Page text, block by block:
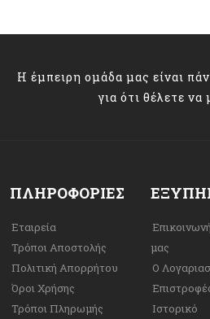
Η έμπειρη ομάδα μας είναι
για ότι θέλετε να
ΠΛΗΡΟΦΟΡΊΕΣ
Εταιρεία
Τρόποι Αποστολής
Πολιτική Απορρήτου
Όροι Χρήσης
Τρόποι Πληρωμής
μας
Ο
Ιστορικό